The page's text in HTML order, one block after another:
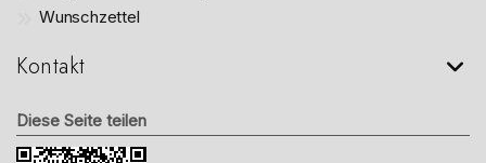
Wunschzettel
Kontakt
Diese Seite teilen